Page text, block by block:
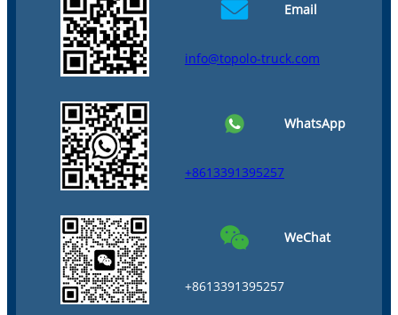
Email
info@topolo-truck.com
WhatsApp
+8613391395257
WeChat
+8613391395257